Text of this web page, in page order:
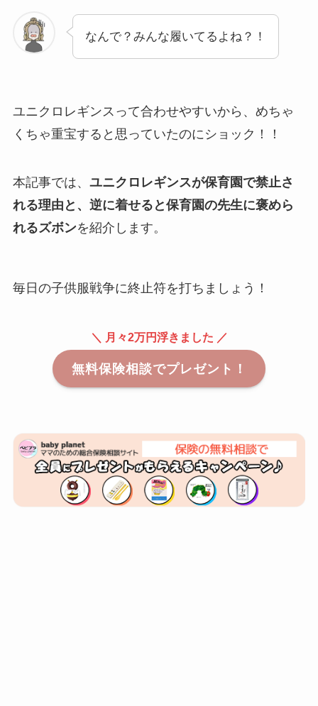
なんで？みんな履いてるよね？！
ユニクロレギンスって合わせやすいから、めちゃ
くちゃ重宝すると思っていたのにショック！！
本記事では、 ユニクロレギンスが保育園で禁止さ
れる理由と、逆に着せると保育園の先生に褒めら
れるズボンを紹介します。
毎日の子供服戦争に終止符を打ちましょう！
＼ 月々2万円浮きました ／
無料保険相談でプレゼント！